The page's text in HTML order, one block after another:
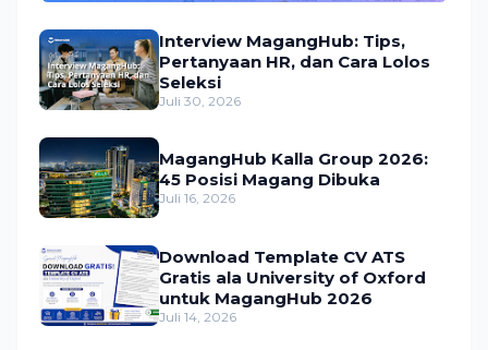
Interview MagangHub: Tips,
Pertanyaan HR, dan Cara Lolos
Seleksi
Juli 30, 2026
MagangHub Kalla Group 2026:
45 Posisi Magang Dibuka
Juli 16, 2026
Download Template CV ATS
Gratis ala University of Oxford
untuk MagangHub 2026
Juli 14, 2026